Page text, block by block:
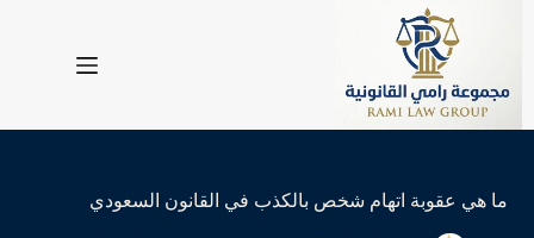
ما هي عقوبة اتهام شخص بالكذب في القانون السعودي